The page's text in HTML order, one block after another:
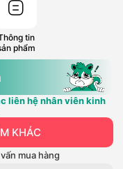
tin
phẩm
liên hệ nhân viên kinh
KHÁC
mua hàng